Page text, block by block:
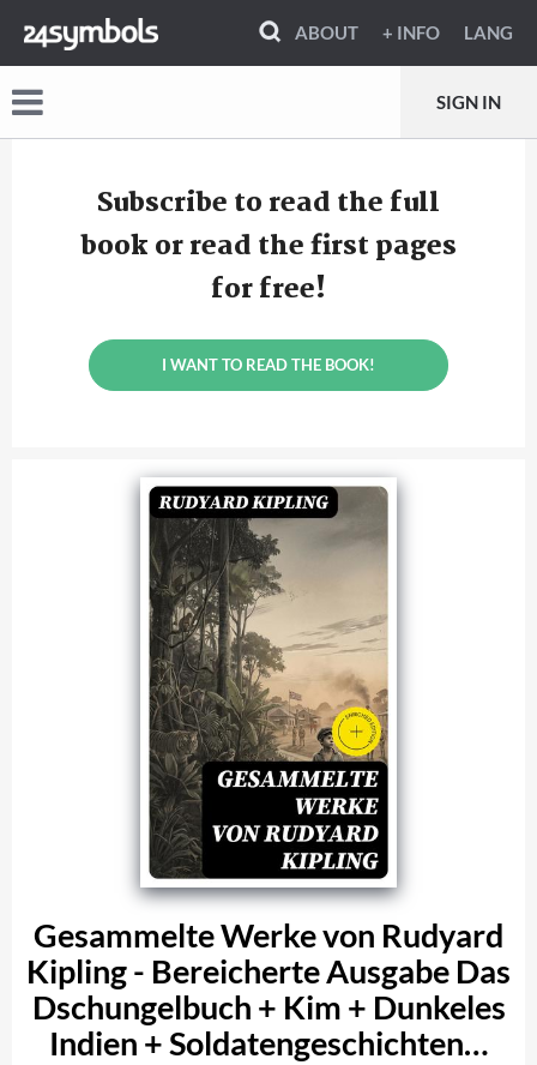
ABOUT + INFO LANG
SIGN IN
Subscribe to read the full
book or read the first pages
for free!
I WANT TO READ THE BOOK!
Gesammelte Werke von Rudyard
Kipling - Bereicherte Ausgabe Das
Dschungelbuch + Kim + Dunkeles
Indien + Soldatengeschichten…